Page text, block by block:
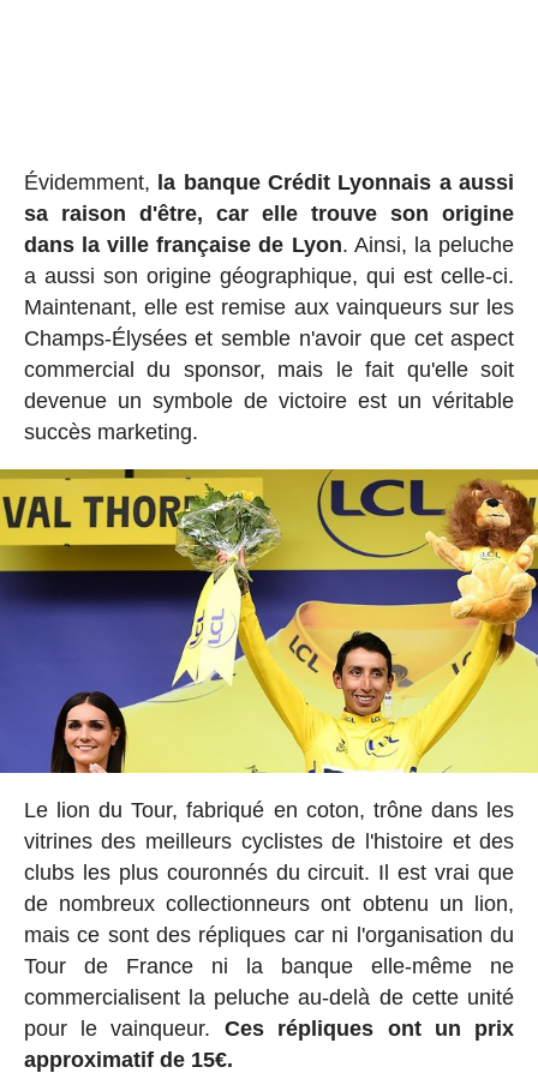
Évidemment, la banque Crédit Lyonnais a aussi
sa raison d'être, car elle trouve son origine
dans la ville française de Lyon. Ainsi, la peluche
a aussi son origine géographique, qui est celle-ci.
Maintenant, elle est remise aux vainqueurs sur les
Champs-Élysées et semble n'avoir que cet aspect
commercial du sponsor, mais le fait qu'elle soit
devenue un symbole de victoire est un véritable
succès marketing.
Le lion du Tour, fabriqué en coton, trône dans les
vitrines des meilleurs cyclistes de l'histoire et des
clubs les plus couronnés du circuit. Il est vrai que
de nombreux collectionneurs ont obtenu un lion,
mais ce sont des répliques car ni l'organisation du
Tour de France ni la banque elle-même ne
commercialisent la peluche au-delà de cette unité
pour le vainqueur. Ces répliques ont un prix
approximatif de 15€.